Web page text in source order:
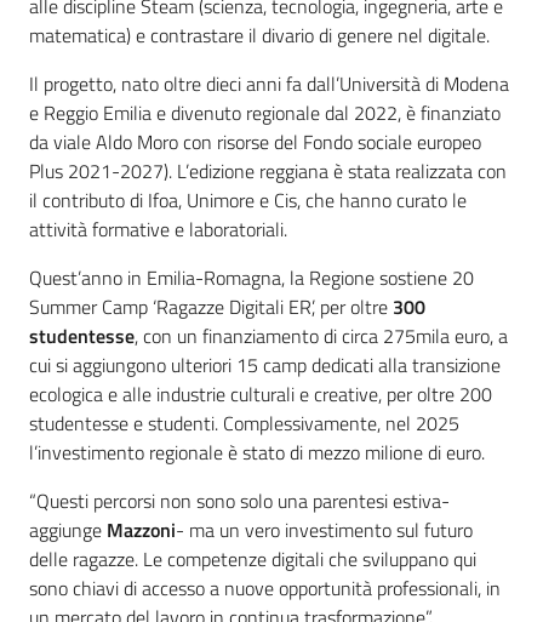
alle discipline Steam (scienza, tecnologia, ingegneria, arte e
matematica) e contrastare il divario di genere nel digitale.
Il progetto, nato oltre dieci anni fa dall’Università di Modena
e Reggio Emilia e divenuto regionale dal 2022, è finanziato
da viale Aldo Moro con risorse del Fondo sociale europeo
Plus 2021-2027). L’edizione reggiana è stata realizzata con
il contributo di Ifoa, Unimore e Cis, che hanno curato le
attività formative e laboratoriali.
Quest’anno in Emilia-Romagna, la Regione sostiene 20
Summer Camp ‘Ragazze Digitali ER’, per oltre 300
studentesse, con un finanziamento di circa 275mila euro, a
cui si aggiungono ulteriori 15 camp dedicati alla transizione
ecologica e alle industrie culturali e creative, per oltre 200
studentesse e studenti. Complessivamente, nel 2025
l’investimento regionale è stato di mezzo milione di euro.
“Questi percorsi non sono solo una parentesi estiva-
aggiunge Mazzoni- ma un vero investimento sul futuro
delle ragazze. Le competenze digitali che sviluppano qui
sono chiavi di accesso a nuove opportunità professionali, in